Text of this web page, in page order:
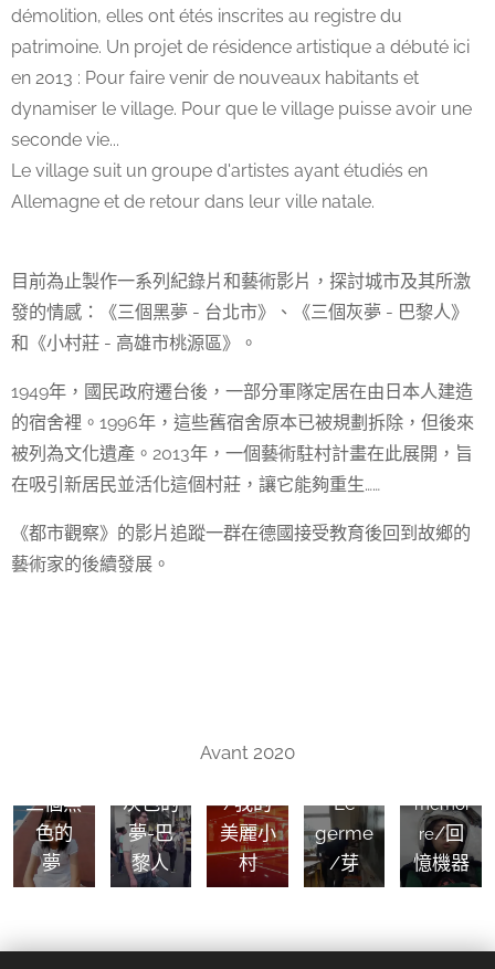
démolition, elles ont étés inscrites au registre du
patrimoine. Un projet de résidence artistique a débuté ici
en 2013 : Pour faire venir de nouveaux habitants et
dynamiser le village. Pour que le village puisse avoir une
seconde vie...
Le village suit un groupe d'artistes ayant étudiés en
Allemagne et de retour dans leur ville natale.
目前為止製作一系列紀錄片和藝術影片，探討城市及其所激
發的情感：《三個黑夢 - 台北市》、《三個灰夢 - 巴黎人》
和《小村莊 - 高雄市桃源區》。
1949年，國民政府遷台後，一部分軍隊定居在由日本人建造
的宿舍裡。1996年，這些舊宿舍原本已被規劃拆除，但後來
被列為文化遺產。2013年，一個藝術駐村計畫在此展開，旨
在吸引新居民並活化這個村莊，讓它能夠重生……
《都市觀察》的影片追蹤一群在德國接受教育後回到故鄉的
藝術家的後續發展。
Avant 2020
三個黑
色的
夢
灰色的
夢-巴
黎人
beau
/我的
美麗小
村
Le
germe
/芽
mémoi
re/回
憶機器